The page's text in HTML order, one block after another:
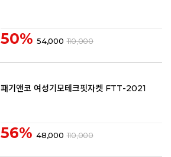
50% 54,000 110,000
패기앤코 여성기모테크핏자켓 FTT-2021
56% 48,000 110,000